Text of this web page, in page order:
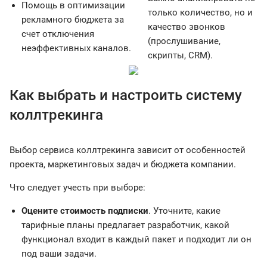
Помощь в оптимизации
рекламного бюджета за
счет отключения
неэффективных каналов.
только количество, но и
качество звонков
(прослушивание,
скрипты, CRM).
Как выбрать и настроить систему
коллтрекинга
Выбор сервиса коллтрекинга зависит от особенностей
проекта, маркетинговых задач и бюджета компании.
Что следует учесть при выборе:
Оцените стоимость подписки. Уточните, какие
тарифные планы предлагает разработчик, какой
функционал входит в каждый пакет и подходит ли он
под ваши задачи.